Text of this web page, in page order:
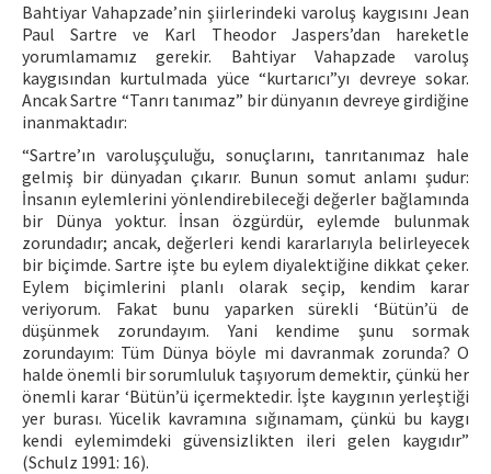
Bahtiyar Vahapzade’nin şiirlerindeki varoluş kaygısını Jean
Paul Sartre ve Karl Theodor Jaspers’dan hareketle
yorumlamamız gerekir. Bahtiyar Vahapzade varoluş
kaygısından kurtulmada yüce “kurtarıcı”yı devreye sokar.
Ancak Sartre “Tanrı tanımaz” bir dünyanın devreye girdiğine
inanmaktadır:
“Sartre’ın varoluşçuluğu, sonuçlarını, tanrıtanımaz hale
gelmiş bir dünyadan çıkarır. Bunun somut anlamı şudur:
İnsanın eylemlerini yönlendirebileceği değerler bağlamında
bir Dünya yoktur. İnsan özgürdür, eylemde bulunmak
zorundadır; ancak, değerleri kendi kararlarıyla belirleyecek
bir biçimde. Sartre işte bu eylem diyalektiğine dikkat çeker.
Eylem biçimlerini planlı olarak seçip, kendim karar
veriyorum. Fakat bunu yaparken sürekli ‘Bütün’ü de
düşünmek zorundayım. Yani kendime şunu sormak
zorundayım: Tüm Dünya böyle mi davranmak zorunda? O
halde önemli bir sorumluluk taşıyorum demektir, çünkü her
önemli karar ‘Bütün’ü içermektedir. İşte kaygının yerleştiği
yer burası. Yücelik kavramına sığınamam, çünkü bu kaygı
kendi eylemimdeki güvensizlikten ileri gelen kaygıdır”
(Schulz 1991: 16).